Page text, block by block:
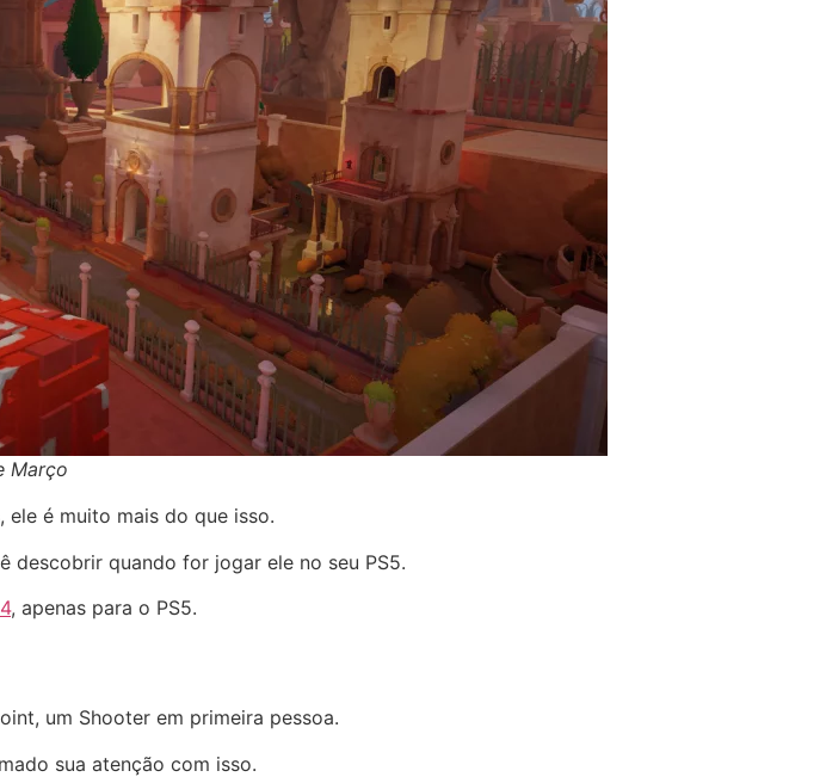
Março
ele é muito mais do que isso.
descobrir quando for jogar ele no seu PS5.
, apenas para o PS5.
um Shooter em primeira pessoa.
sua atenção com isso.